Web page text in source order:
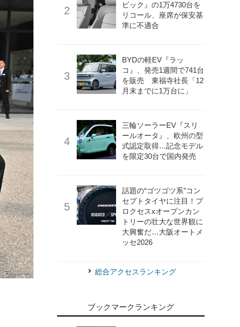
ビック』の1万4730台を
リコール、座席が保安基
準に不適合
BYDの軽EV『ラッ
コ』、発売1週間で741台
を販売 東福寺社長「12
月末までに1万台に」
三輪ソーラーEV『スリ
ールオータ』、欧州の型
式認定取得…記念モデル
を限定30台で国内発売
話題の“ゴツゴツ系”コン
セプトタイヤに注目！プ
ロクセスxオープンカン
トリーの壮大な世界観に
大興奮だ…大阪オートメ
ッセ2026
総合アクセスランキング
ブックマークランキング